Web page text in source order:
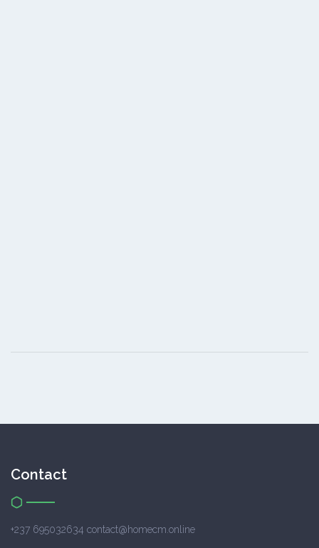
Contact
+237 695032634 contact@homecm.online